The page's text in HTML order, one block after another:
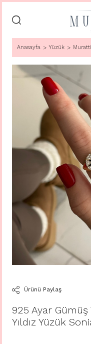
Anasayfa Yüzük
Ürünü Paylaş
925 Ayar Gümüş
Yıldız Yüzük